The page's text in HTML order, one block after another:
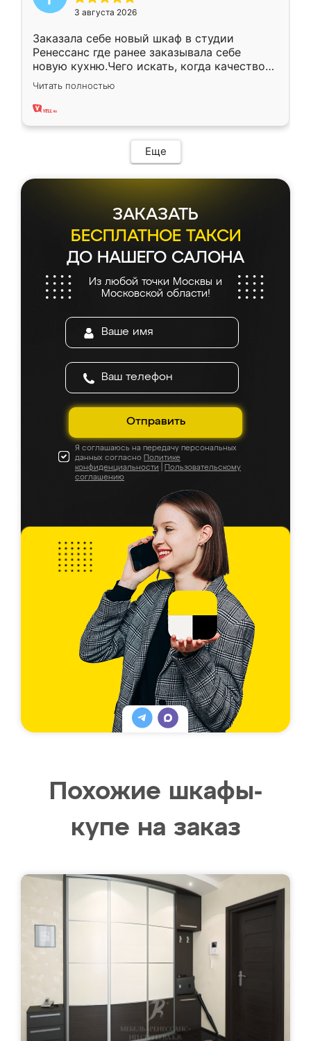
3 августа 2026
Заказала себе новый шкаф в студии
Ренессанс где ранее заказывала себе
новую кухню.Чего искать, когда качеством
вполне довольна. Служит кухня уже почти
два года, нареканий нет.
Читать полностью
Еще
ЗАКАЗАТЬ
БЕСПЛАТНОЕ ТАКСИ
ДО НАШЕГО САЛОНА
Из любой точки Москвы и
Московской области!
Отправить
Я соглашаюсь на передачу персональных
данных согласно Политике
конфиденциальности
Пользовательскому
соглашению
Похожие шкафы-
купе на заказ